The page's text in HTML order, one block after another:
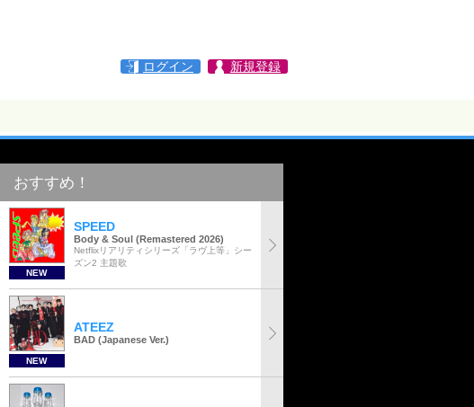
ログイン 新規登録
おすすめ！
NEW
SPEED
Body & Soul (Remastered 2026)
Netflixリアリティシリーズ「ラヴ上等」シー
ズン2 主題歌
NEW
ATEEZ
BAD (Japanese Ver.)